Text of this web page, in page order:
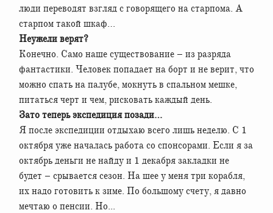
люди переводят взгляд с говорящего на старпома. А
старпом такой шкаф…
Неужели верят?
Конечно. Само наше существование – из разряда
фантастики. Человек попадает на борт и не верит, что
можно спать на палубе, мокнуть в спальном мешке,
питаться черт и чем, рисковать каждый день.
Зато теперь экспедиция позади…
Я после экспедиции отдыхаю всего лишь неделю. С 1
октября уже началась работа со спонсорами. Если я за
октябрь деньги не найду и 1 декабря закладки не
будет – срывается сезон. На шее у меня три корабля,
их надо готовить к зиме. По большому счету, я давно
мечтаю о пенсии. Но...